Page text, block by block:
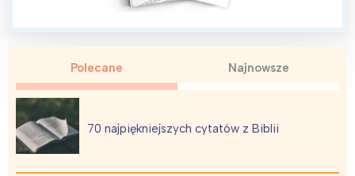
Polecane Najnowsze
70 najpiękniejszych cytatów z Biblii